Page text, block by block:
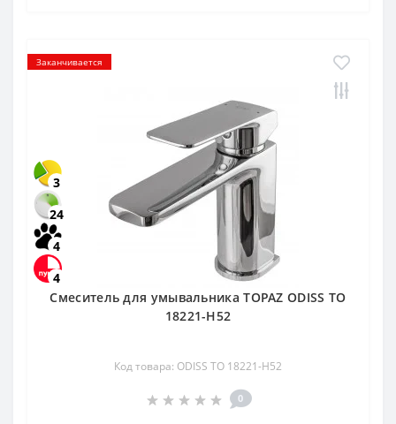
Заканчивается
3
24
4
4
Смеситель для умывальника TOPAZ ODISS TO
18221-H52
Код товара: ODISS TO 18221-H52
0